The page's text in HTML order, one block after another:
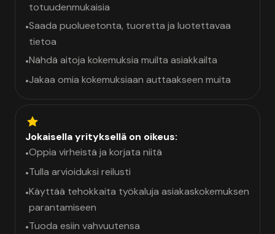
totuudenmukaisia
•Saada puolueetonta, tuoretta ja luotettavaa
tietoa
•Nähdä aitoja kokemuksia muilta asiakkailta
•Jakaa omia kokemuksiaan auttaakseen muita
Jokaisella yrityksellä on oikeus:
•Oppia virheistä ja korjata niitä
•Tulla arvioiduksi reilusti
•Käyttää tehokkaita työkaluja asiakaskokemuksen
parantamiseen
•Tuoda esiin vahvuutensa